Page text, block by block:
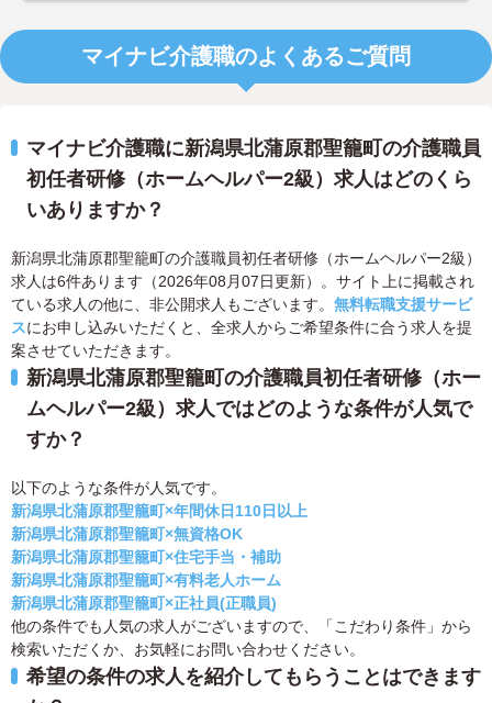
マイナビ介護職のよくあるご質問
マイナビ介護職に新潟県北蒲原郡聖籠町の介護職員
初任者研修（ホームヘルパー2級）求人はどのくら
いありますか？
新潟県北蒲原郡聖籠町の介護職員初任者研修（ホームヘルパー2級）
求人は6件あります（2026年08月07日更新）。サイト上に掲載され
ている求人の他に、非公開求人もございます。 無料転職支援サービ
スにお申し込みいただくと、全求人からご希望条件に合う求人を提
案させていただきます。
新潟県北蒲原郡聖籠町の介護職員初任者研修（ホー
ムヘルパー2級）求人ではどのような条件が人気で
すか？
以下のような条件が人気です。
新潟県北蒲原郡聖籠町×年間休日110日以上
新潟県北蒲原郡聖籠町×無資格OK
新潟県北蒲原郡聖籠町×住宅手当・補助
新潟県北蒲原郡聖籠町×有料老人ホーム
新潟県北蒲原郡聖籠町×正社員(正職員)
他の条件でも人気の求人がございますので、「こだわり条件」から
検索いただくか、お気軽にお問い合わせください。
希望の条件の求人を紹介してもらうことはできます